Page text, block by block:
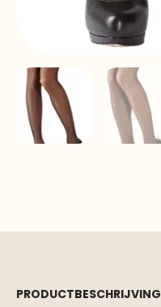
PRODUCTBESCHRIJVING